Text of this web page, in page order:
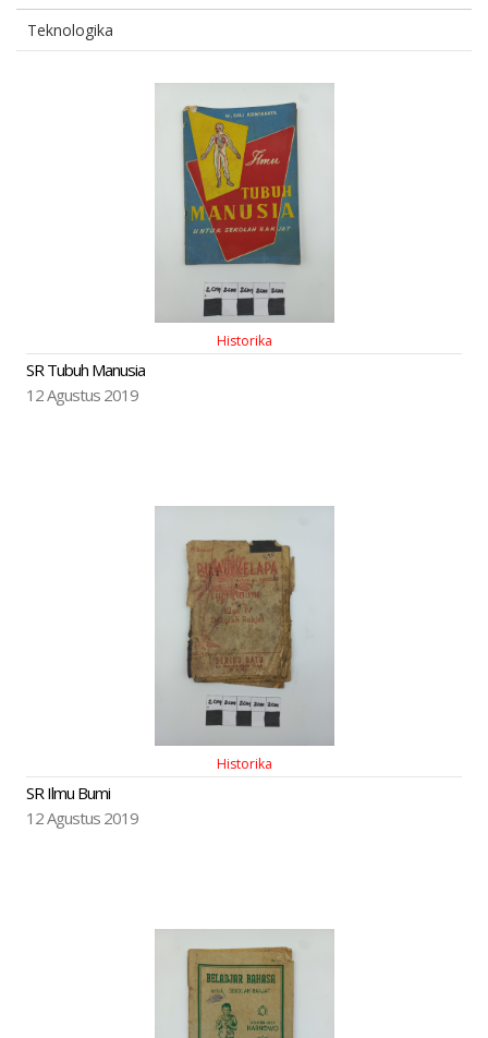
Teknologika
Historika
SR Tubuh Manusia
12 Agustus 2019
Historika
SR Ilmu Bumi
12 Agustus 2019